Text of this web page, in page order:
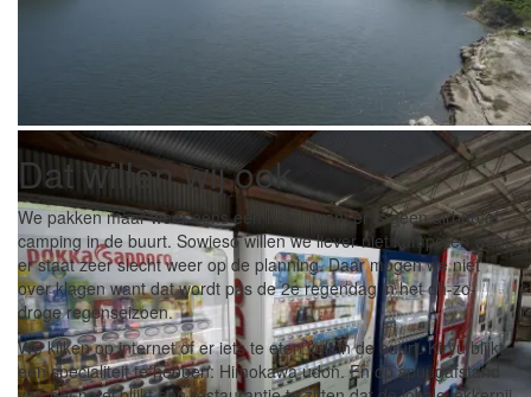
De uitzichten blijven fijn, weer een stuwmeer geloof ik.
Dat willen wij ook
We pakken maar weer eens een hotel, want er is geen airbnb of
camping in de buurt. Sowieso willen we liever niet kamperen want
er staat zeer slecht weer op de planning. Daar mogen we niet
over klagen want dat wordt pas de 2e regendag in het oh-zo-
droge regenseizoen.
We kijken op internet of er iets te eten valt in de buurt. Kiryu blijkt
een specialiteit te hebben: Himokawa udon. En op spuugafstand